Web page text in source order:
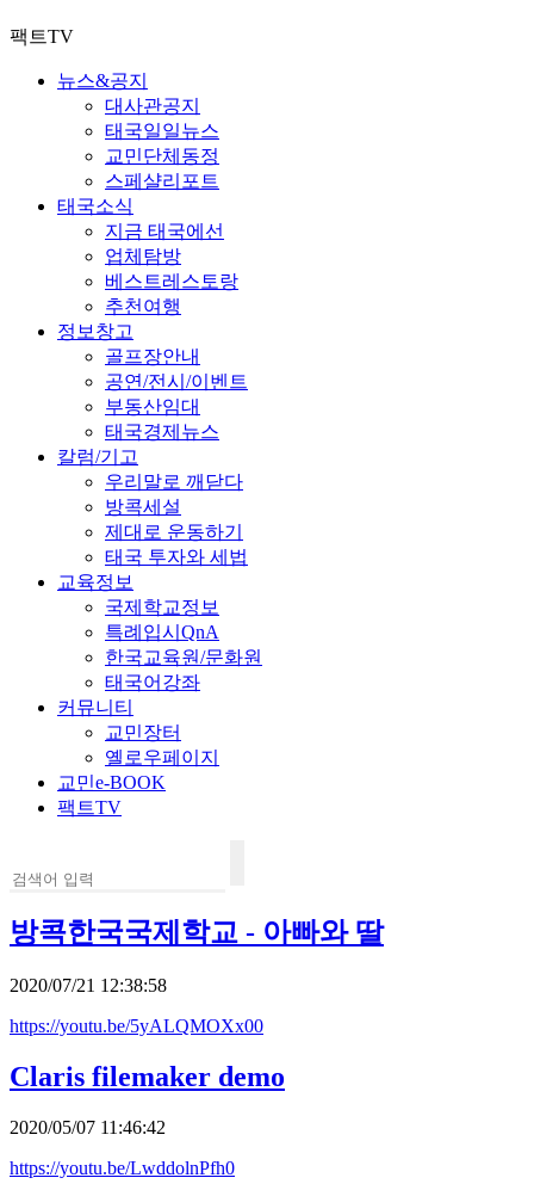
팩트TV
뉴스&공지
대사관공지
태국일일뉴스
교민단체동정
스페샬리포트
태국소식
지금 태국에선
업체탐방
베스트레스토랑
추천여행
정보창고
골프장안내
공연/전시/이벤트
부동산임대
태국경제뉴스
칼럼/기고
우리말로 깨닫다
방콕세설
제대로 운동하기
태국 투자와 세법
교육정보
국제학교정보
특례입시QnA
한국교육원/문화원
태국어강좌
커뮤니티
교민장터
옐로우페이지
교민e-BOOK
팩트TV
방콕한국국제학교 - 아빠와 딸
2020/07/21 12:38:58
https://youtu.be/5yALQMOXx00
Claris filemaker demo
2020/05/07 11:46:42
https://youtu.be/LwddolnPfh0